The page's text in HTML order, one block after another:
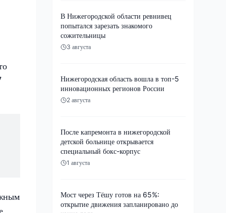
В Нижегородской области ревнивец
попытался зарезать знакомого
сожительницы
3 августа
Нижегородская область вошла в топ-5
инновационных регионов России
2 августа
После капремонта в нижегородской
детской больнице открывается
специальный бокс-корпус
1 августа
Мост через Тёшу готов на 65%:
открытие движения запланировано до